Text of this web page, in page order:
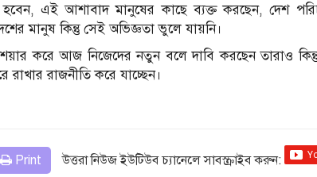
হবেন, এই আশাবাদ মানুষের কাছে ব্যক্ত করছেন, দেশ
মানুষ কিন্তু সেই অভিজ্ঞতা ভুলে যায়নি।
শেয়ার করে আজ নিজেদের নতুন বলে দাবি করছেন তারাও
রাখার রাজনীতি করে যাচ্ছেন।
Print উত্তরা নিউজ ইউটিউব চ্যানেলে সাবস্ক্রাইব করুন: